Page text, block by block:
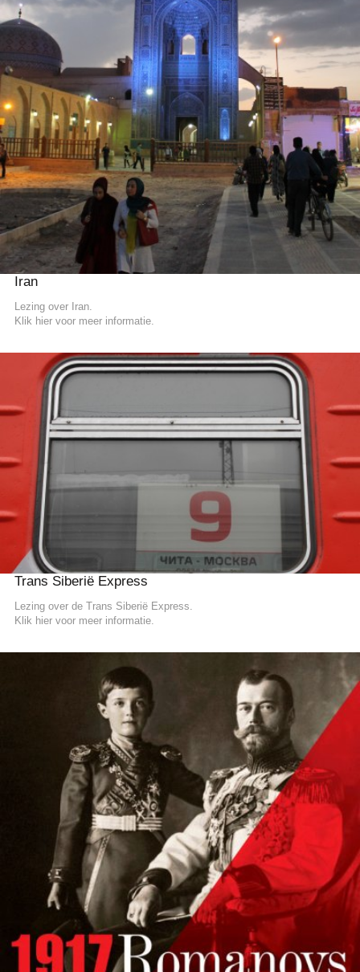
READ MORE
Iran
Lezing over Iran.
Klik hier voor meer informatie.
READ MORE
Trans Siberië Express
Lezing over de Trans Siberië Express.
Klik hier voor meer informatie.
READ MORE